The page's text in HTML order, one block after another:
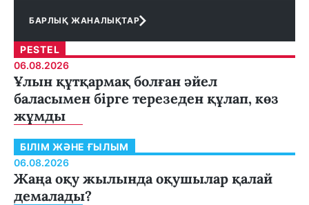
БАРЛЫҚ ЖАНАЛЫҚТАР
PESTEL
06.08.2026
Ұлын құтқармақ болған әйел
баласымен бірге терезеден құлап, көз
жұмды
БІЛІМ ЖӘНЕ ҒЫЛЫМ
06.08.2026
Жаңа оқу жылында оқушылар қалай
демалады?